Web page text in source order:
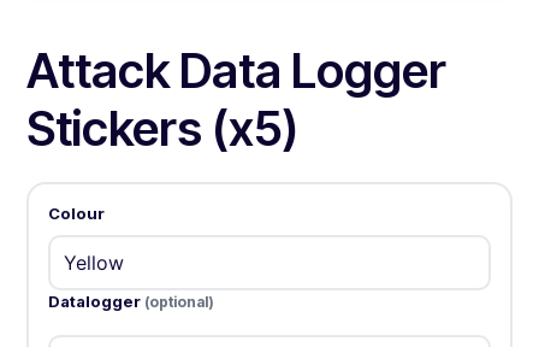
Attack Data Logger
Stickers (x5)
Colour
Datalogger (optional)